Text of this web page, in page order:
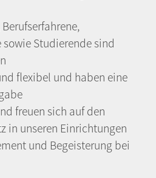
Studierende sind
flexibel und haben eine
freuen sich auf den
in unseren Einrichtungen
und Begeisterung bei